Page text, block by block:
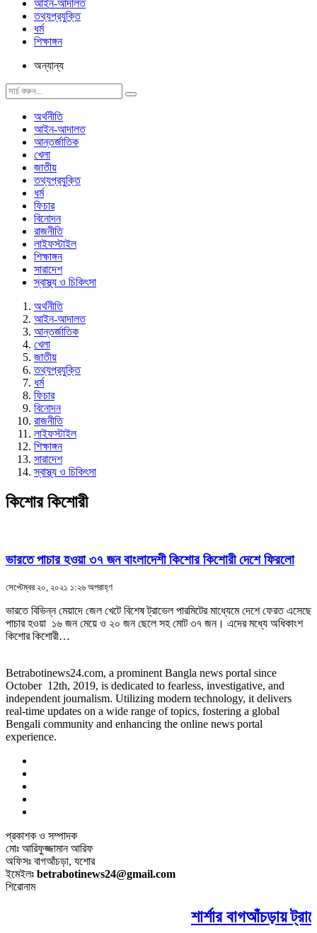
আইন-আদালত
তথ্যপ্রযুক্তি
ধর্ম
শিক্ষাঙ্গন
অন্যান্য
অর্থনীতি
আইন-আদালত
আন্তর্জাতিক
খেলা
জাতীয়
তথ্যপ্রযুক্তি
ধর্ম
ফিচার
বিনোদন
রাজনীতি
লাইফস্টাইল
শিক্ষাঙ্গন
সারাদেশ
স্বাস্থ্য ও চিকিৎসা
অর্থনীতি
আইন-আদালত
আন্তর্জাতিক
খেলা
জাতীয়
তথ্যপ্রযুক্তি
ধর্ম
ফিচার
বিনোদন
রাজনীতি
লাইফস্টাইল
শিক্ষাঙ্গন
সারাদেশ
স্বাস্থ্য ও চিকিৎসা
কিশোর কিশোরী
ভারতে পাচার হওয়া ৩৭ জন বাংলাদেশী কিশোর কিশোরী দেশে ফিরলো
সেপ্টেম্বর ২০, ২০২১ ১:২৬ অপরাহ্ণ
ভারতে বিভিন্ন মেয়াদে জেল খেটে বিশেষ ট্রাভেল পারমিটের মাধ্যেমে দেশে ফেরত এসেছে
পাচার হওয়া ১৬ জন মেয়ে ও ২০ জন ছেলে সহ মোট ৩৭ জন। এদের মধ্যে অধিকাংশ
কিশোর কিশোরী…
Betrabotinews24.com, a prominent Bangla news portal since
October 12th, 2019, is dedicated to fearless, investigative, and
independent journalism. Utilizing modern technology, it delivers
real-time updates on a wide range of topics, fostering a global
Bengali community and enhancing the online news portal
experience.
প্রকাশক ও সম্পাদক
মোঃ আরিফুজ্জামান আরিফ
অফিসঃ বাগআঁচড়া, যশোর
ইমেইলঃ betrabotinews24@gmail.com
শিরোনাম
শার্শার বাগআঁচড়ায়